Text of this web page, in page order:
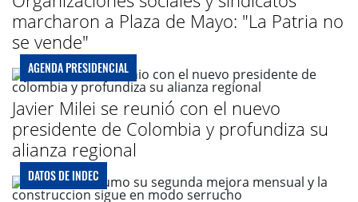
marcharon a Plaza de Mayo: "La Patria no
se vende"
AGENDA PRESIDENCIAL
Javier Milei se reunió con el nuevo
presidente de Colombia y profundiza su
alianza regional
DATOS DE INDEC